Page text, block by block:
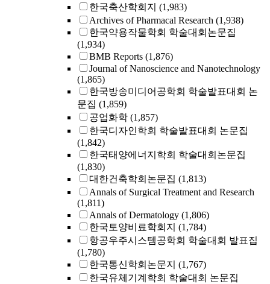
한국축산학회지 (1,983)
Archives of Pharmacal Research (1,938)
한국약용작물학회 학술대회논문집
(1,934)
BMB Reports (1,876)
Journal of Nanoscience and Nanotechnology
(1,865)
한국방송미디어공학회 학술발표대회 논
문집 (1,859)
공업화학 (1,857)
한국디자인학회 학술발표대회 논문집
(1,842)
한국태양에너지학회 학술대회논문집
(1,830)
대한건축학회논문집 (1,813)
Annals of Surgical Treatment and Research
(1,811)
Annals of Dermatology (1,806)
한국토양비료학회지 (1,784)
항공우주시스템공학회 학술대회 발표집
(1,780)
한국통신학회논문지 (1,767)
한국유체기계학회 학술대회 논문집